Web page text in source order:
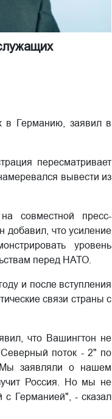
в Германию, заявил в
пересматривает
вывести из
совместной пресс-
что усиление
уровень
перед НАТО.
и после вступления
связи страны с
что Вашингтон не
"Северный поток - 2" по
заявляли о нашем
Россия. Но мы не
Германией", - сказал